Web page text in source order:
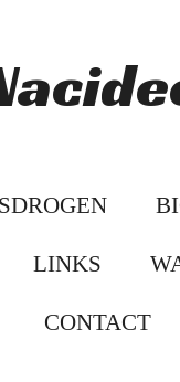
LINKS
CONTACT